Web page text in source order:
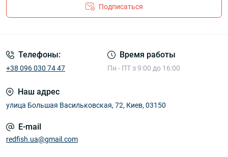
Подписаться
Телефоны:
+38 096 030 74 47
Время работы
Пн - ПТ з 9:00 до 16:00
Наш адрес
улица Большая Васильковская, 72, Киев, 03150
E-mail
redfish.ua@gmail.com